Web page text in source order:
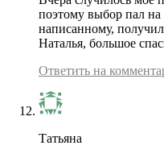
поэтому выбор пал
написанному,
Наталья, большое
Ответить на
Татьяна